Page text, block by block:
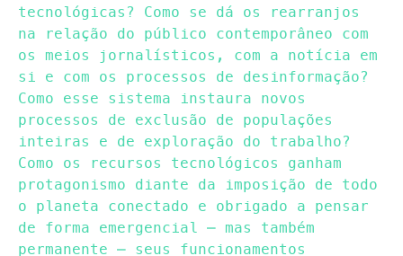
tecnológicas? Como se dá os rearranjos
na relação do público contemporâneo com
os meios jornalísticos, com a notícia em
si e com os processos de desinformação?
Como esse sistema instaura novos
processos de exclusão de populações
inteiras e de exploração do trabalho?
Como os recursos tecnológicos ganham
protagonismo diante da imposição de todo
o planeta conectado e obrigado a pensar
de forma emergencial – mas também
permanente – seus funcionamentos